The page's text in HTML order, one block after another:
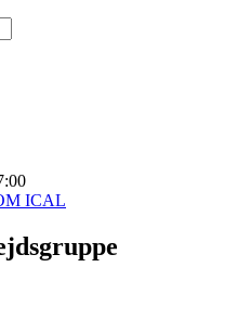
ICAL